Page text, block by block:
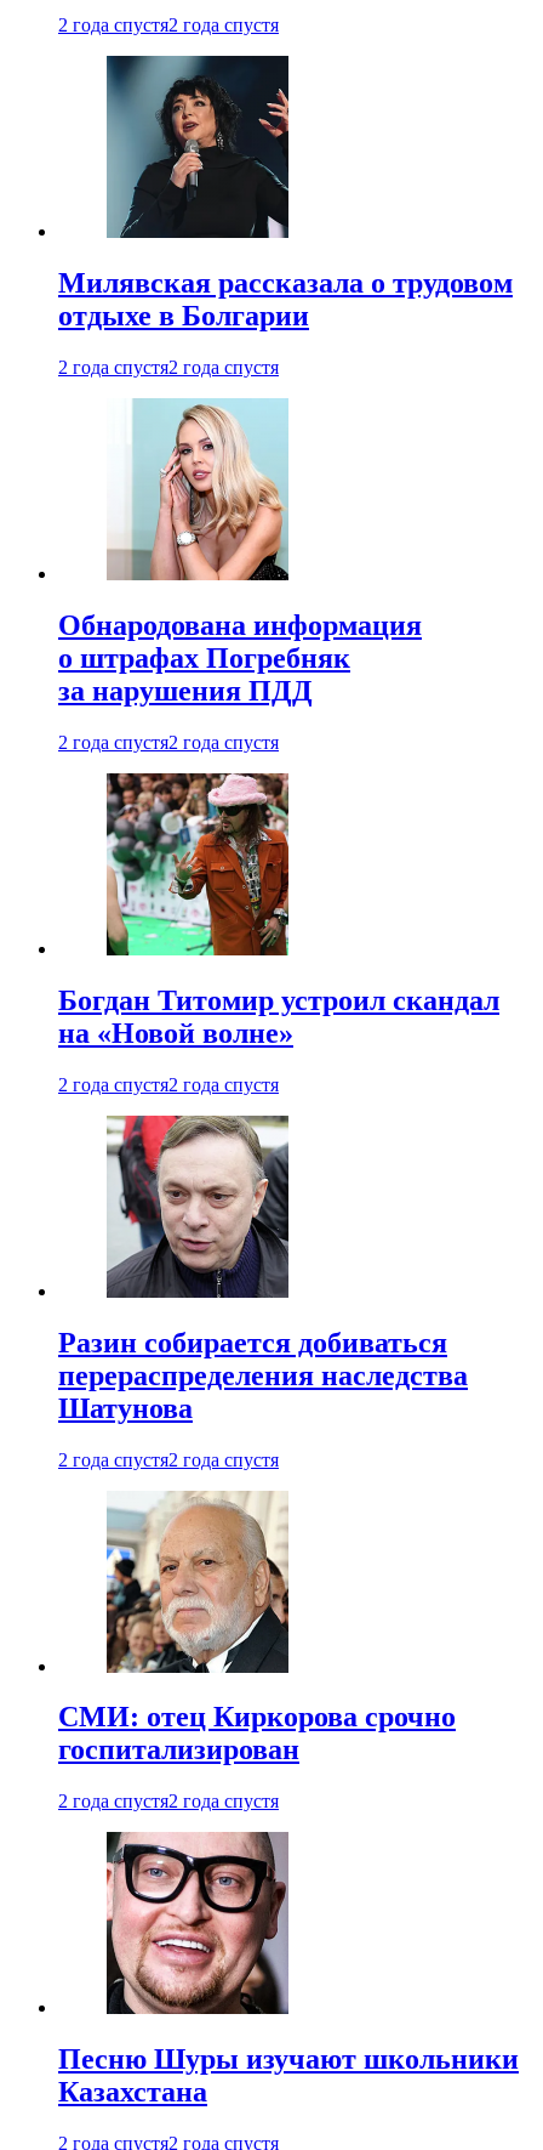
2 года спустя2 года спустя
Милявская рассказала о трудовом
отдыхе в Болгарии
2 года спустя2 года спустя
Обнародована информация
о штрафах Погребняк
за нарушения ПДД
2 года спустя2 года спустя
Богдан Титомир устроил скандал
на «Новой волне»
2 года спустя2 года спустя
Разин собирается добиваться
перераспределения наследства
Шатунова
2 года спустя2 года спустя
СМИ: отец Киркорова срочно
госпитализирован
2 года спустя2 года спустя
Песню Шуры изучают школьники
Казахстана
2 года спустя2 года спустя